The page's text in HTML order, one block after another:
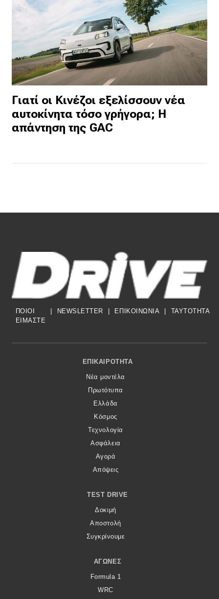
Γιατί οι Κινέζοι εξελίσσουν νέα
αυτοκίνητα τόσο γρήγορα; Η
απάντηση της GAC
ΠΟΙΟΙ
ΕΙΜΑΣΤΕ
NEWSLETTER ΕΠΙΚΟΙΝΩΝΙΑ TAYTOTHTA
Footer Menu
ΕΠΙΚΑΙΡΌΤΗΤΑ
Νέα μοντέλα
Πρωτότυπα
Ελλάδα
Κόσμος
Τεχνολογία
Ασφάλεια
Αγορά
Απόψεις
TEST DRIVE
Δοκιμή
Αποστολή
Συγκρίνουμε
ΑΓΏΝΕΣ
Formula 1
WRC